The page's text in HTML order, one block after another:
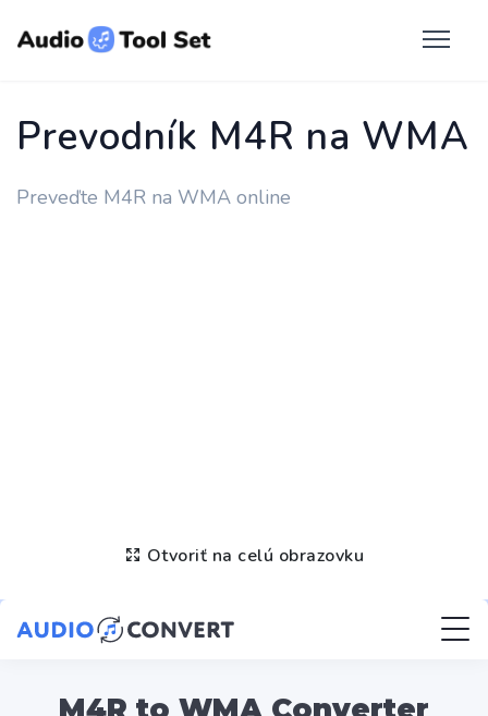
Prevodník M4R na WMA
Preveďte M4R na WMA online
Otvoriť na celú obrazovku